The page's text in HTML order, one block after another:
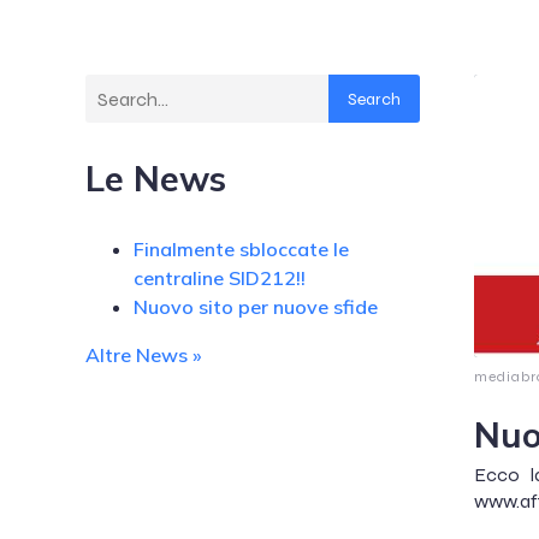
Search
Le News
Finalmente sbloccate le
centraline SID212!!
Nuovo sito per nuove sfide
Altre News »
Ecco